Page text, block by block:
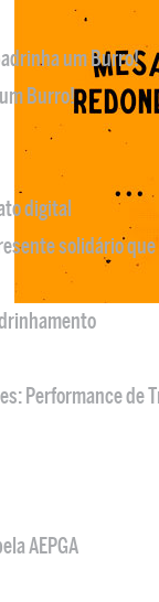
um Burro!
Burro!
digital
solidário
Performance de
AEPGA